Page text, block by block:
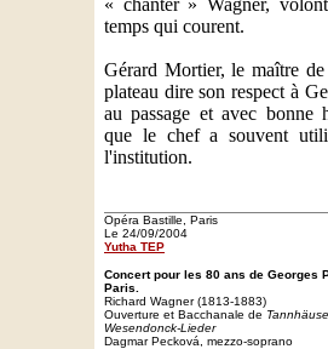
« chanter » Wagner,
temps qui courent.
Gérard Mortier, le maître
plateau dire son respect à
au passage et avec bonne
que le chef a souvent
l'institution.
Opéra Bastille, Paris
Le 24/09/2004
Yutha TEP
Concert pour les 80 ans de Georges
Paris.
Richard Wagner (1813-1883)
Ouverture et Bacchanale de
Wesendonck-Lieder
Dagmar Pecková, mezzo-soprano